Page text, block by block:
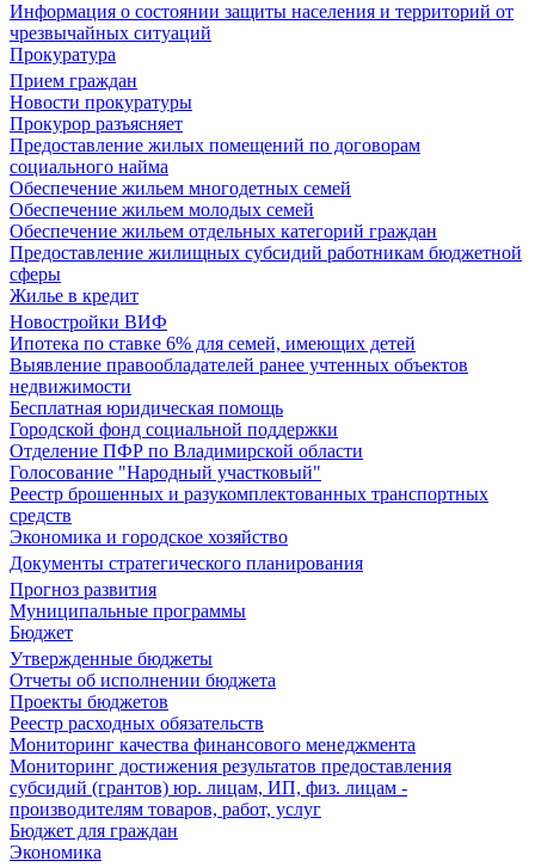
Информация о состоянии защиты населения и территорий от
чрезвычайных ситуаций
Прокуратура
Прием граждан
Новости прокуратуры
Прокурор разъясняет
Предоставление жилых помещений по договорам
социального найма
Обеспечение жильем многодетных семей
Обеспечение жильем молодых семей
Обеспечение жильем отдельных категорий граждан
Предоставление жилищных субсидий работникам бюджетной
сферы
Жилье в кредит
Новостройки ВИФ
Ипотека по ставке 6% для семей, имеющих детей
Выявление правообладателей ранее учтенных объектов
недвижимости
Бесплатная юридическая помощь
Городской фонд социальной поддержки
Отделение ПФР по Владимирской области
Голосование "Народный участковый"
Реестр брошенных и разукомплектованных транспортных
средств
Экономика и городское хозяйство
Документы стратегического планирования
Прогноз развития
Муниципальные программы
Бюджет
Утвержденные бюджеты
Отчеты об исполнении бюджета
Проекты бюджетов
Реестр расходных обязательств
Мониторинг качества финансового менеджмента
Мониторинг достижения результатов предоставления
субсидий (грантов) юр. лицам, ИП, физ. лицам -
производителям товаров, работ, услуг
Бюджет для граждан
Экономика